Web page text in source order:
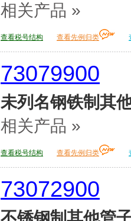
相关产品 »
查看税号结构 查看先例归类
73079900
未列名钢铁制其
相关产品 »
查看税号结构 查看先例归类
73072900